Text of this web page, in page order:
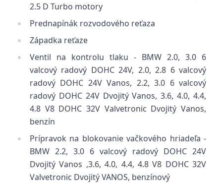
2.5 D Turbo motory
Prednapínák rozvodového reťaza
Západka reťaze
Ventil na kontrolu tlaku - BMW 2.0, 3.0 6
valcový radový DOHC 24V, 2.0, 2.8 6 valcový
radový DOHC 24V Vanos, 2.2, 3.0 6 valcový
radový DOHC 24V Dvojitý Vanos, 3.6, 4.0, 4.4,
4.8 V8 DOHC 32V Valvetronic Dvojitý Vanos,
benzín
Prípravok na blokovanie vačkového hriadeľa -
BMW 2.2, 3.0 6 valcový radový DOHC 24V
Dvojitý Vanos ,3.6, 4.0, 4.4, 4.8 V8 DOHC 32V
Valvetronic Dvojitý VANOS, benzínový